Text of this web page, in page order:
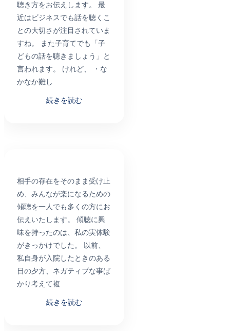
聴き方をお伝えします。 最
近はビジネスでも話を聴くこ
との大切さが注目されていま
すね。 また子育てでも「子
どもの話を聴きましょう」と
言われます。 けれど、 ・な
かなか難し
続きを読む
相手の存在をそのまま受け止
め、みんなが楽になるための
傾聴を一人でも多くの方にお
伝えいたします。 傾聴に興
味を持ったのは、私の実体験
がきっかけでした。 以前、
私自身が入院したときのある
日の夕方、ネガティブな事ば
かり考えて複
続きを読む